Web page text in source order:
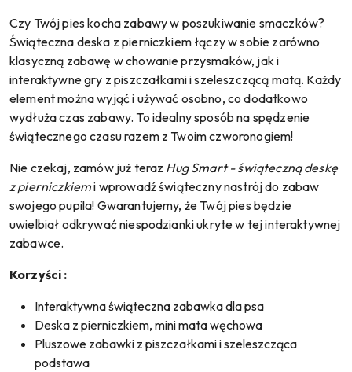
Czy Twój pies kocha zabawy w poszukiwanie smaczków?
Świąteczna deska z pierniczkiem łączy w sobie zarówno
klasyczną zabawę w chowanie przysmaków, jak i
interaktywne gry z piszczałkami i szeleszczącą matą. Każdy
element można wyjąć i używać osobno, co dodatkowo
wydłuża czas zabawy. To idealny sposób na spędzenie
świątecznego czasu razem z Twoim czworonogiem!
Nie czekaj, zamów już teraz Hug Smart - świąteczną deskę
z pierniczkiemi wprowadź świąteczny nastrój do zabaw
swojego pupila! Gwarantujemy, że Twój pies będzie
uwielbiał odkrywać niespodzianki ukryte w tej interaktywnej
zabawce.
Korzyści :
Interaktywna świąteczna zabawka dla psa
Deska z pierniczkiem, mini mata węchowa
Pluszowe zabawki z piszczałkami i szeleszcząca
podstawa